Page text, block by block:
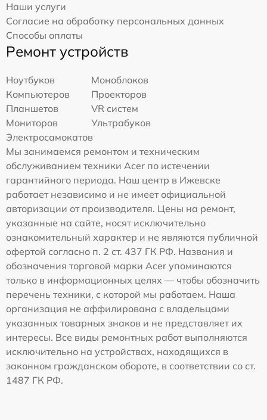
Наши услуги
Согласие на обработку персональных данных
Способы оплаты
Ремонт устройств
Ноутбуков
Моноблоков
Компьютеров
Проекторов
Планшетов
VR систем
Мониторов
Ультрабуков
Электросамокатов
Мы занимаемся ремонтом и техническим
обслуживанием техники Acer по истечении
гарантийного периода. Наш центр в Ижевске
работает независимо и не имеет официальной
авторизации от производителя. Цены на ремонт,
указанные на сайте, носят исключительно
ознакомительный характер и не являются публичной
офертой согласно п. 2 ст. 437 ГК РФ. Названия и
обозначения торговой марки Acer упоминаются
только в информационных целях — чтобы обозначить
перечень техники, с которой мы работаем. Наша
организация не аффилирована с владельцами
указанных товарных знаков и не представляет их
интересы. Все виды ремонтных работ выполняются
исключительно на устройствах, находящихся в
законном гражданском обороте, в соответствии со ст.
1487 ГК РФ.